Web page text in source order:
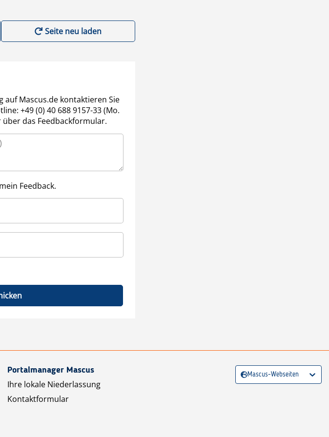
Seite neu laden
auf Mascus.de kontaktieren Sie
+49 (0) 40 688 9157-33 (Mo.
über das Feedbackformular.
Feedback.
Portalmanager Mascus
Ihre lokale Niederlassung
Kontaktformular
Mascus-Webseiten